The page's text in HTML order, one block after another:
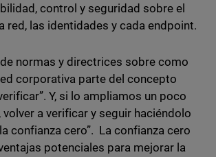
control y seguridad sobre el
red, las identidades y cada endpoint.
normas y directrices sobre como
corporativa parte del concepto
Y, si lo ampliamos un poco
volver a verificar y seguir haciéndolo
confianza cero”. La confianza cero
potenciales para mejorar la